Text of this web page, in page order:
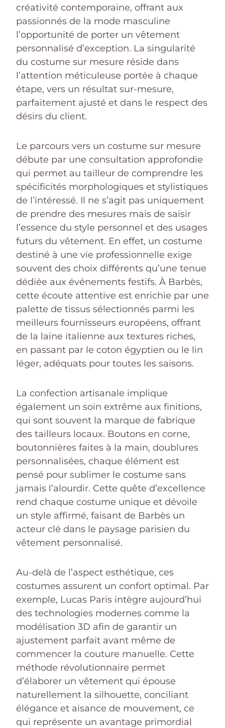
créativité contemporaine, offrant aux
passionnés de la mode masculine
l’opportunité de porter un vêtement
personnalisé d’exception. La singularité
du costume sur mesure réside dans
l’attention méticuleuse portée à chaque
étape, vers un résultat sur-mesure,
parfaitement ajusté et dans le respect des
désirs du client.
Le parcours vers un costume sur mesure
débute par une consultation approfondie
qui permet au tailleur de comprendre les
spécificités morphologiques et stylistiques
de l’intéressé. Il ne s’agit pas uniquement
de prendre des mesures mais de saisir
l’essence du style personnel et des usages
futurs du vêtement. En effet, un costume
destiné à une vie professionnelle exige
souvent des choix différents qu’une tenue
dédiée aux événements festifs. À Barbès,
cette écoute attentive est enrichie par une
palette de tissus sélectionnés parmi les
meilleurs fournisseurs européens, offrant
de la laine italienne aux textures riches,
en passant par le coton égyptien ou le lin
léger, adéquats pour toutes les saisons.
La confection artisanale implique
également un soin extrême aux finitions,
qui sont souvent la marque de fabrique
des tailleurs locaux. Boutons en corne,
boutonnières faites à la main, doublures
personnalisées, chaque élément est
pensé pour sublimer le costume sans
jamais l’alourdir. Cette quête d’excellence
rend chaque costume unique et dévoile
un style affirmé, faisant de Barbès un
acteur clé dans le paysage parisien du
vêtement personnalisé.
Au-delà de l’aspect esthétique, ces
costumes assurent un confort optimal. Par
exemple, Lucas Paris intègre aujourd’hui
des technologies modernes comme la
modélisation 3D afin de garantir un
ajustement parfait avant même de
commencer la couture manuelle. Cette
méthode révolutionnaire permet
d’élaborer un vêtement qui épouse
naturellement la silhouette, conciliant
élégance et aisance de mouvement, ce
qui représente un avantage primordial